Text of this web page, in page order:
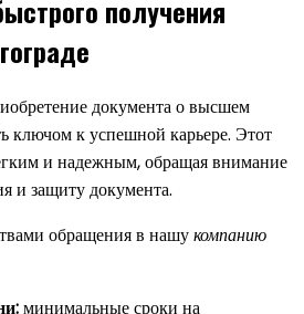
получения
документа о высшем
ключом к успешной карьере. Этот
и надежным, обращая внимание
и защиту документа.
обращения в нашукомпанию
минимальные сроки на